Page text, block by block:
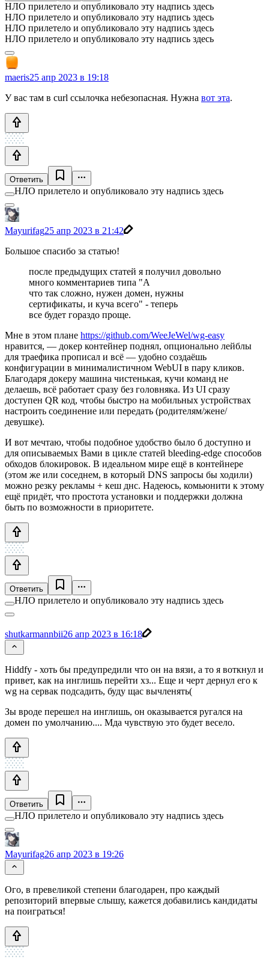
НЛО прилетело и опубликовало эту надпись здесь
НЛО прилетело и опубликовало эту надпись здесь
НЛО прилетело и опубликовало эту надпись здесь
НЛО прилетело и опубликовало эту надпись здесь
maeris25 апр 2023 в 19:18
У вас там в curl ссылочка небезопасная. Нужна вот эта.
Ответить
НЛО прилетело и опубликовало эту надпись здесь
Mayurifag25 апр 2023 в 21:42
Большое спасибо за статью!
после предыдущих статей я получил довольно
много комментариев типа "А
что так сложно, нужен домен, нужны
сертификаты, и куча всего" - теперь
все будет гораздо проще.
Мне в этом плане https://github.com/WeeJeWel/wg-easy
нравится, — докер контейнер поднял, опционально лейблы
для траефика прописал и всё — удобно создаёшь
конфигурации в минималистичном WebUI в пару кликов.
Благодаря докеру машина чистенькая, кучи команд не
делаешь, всё работает сразу без головняка. Из UI cразу
доступен QR код, чтобы быстро на мобильных устройствах
настроить соединение или передать (родителям/жене/
девушке).
И вот мечтаю, чтобы подобное удобство было б доступно и
для описываемых Вами в цикле статей bleeding-edge способов
обходов блокировок. В идеальном мире ещё в контейнере
(этом же или соседнем, в который DNS запросы бы ходили)
можно резку рекламы + кеш днс. Надеюсь, комьюнити к этому
ещё придёт, что простота установки и поддержки должна
быть по возможности в приоритете.
Ответить
НЛО прилетело и опубликовало эту надпись здесь
shutkarmannbii26 апр 2023 в 16:18
Hiddfy - хоть бы предупредили что он на вязи, а то я воткнул и
привет, как на инглишь перейти хз... Еще и черт дернул его к
wg на сервак подсадить, буду щас вычленять(
Зы вроде перешел на инглишь, он оказывается ругался на
домен по умолчанию.... Мда чувствую это будет весело.
Ответить
НЛО прилетело и опубликовало эту надпись здесь
Mayurifag26 апр 2023 в 19:26
Ого, в превеликой степени благодарен, про каждый
репозиторий впервые слышу, кажется добавились кандидаты
на поиграться!